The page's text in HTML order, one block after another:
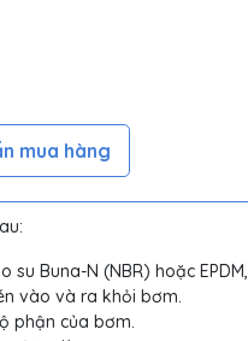
mua hàng
su Buna-N (NBR) hoặc
vào và ra khỏi bơm.
phận của bơm.